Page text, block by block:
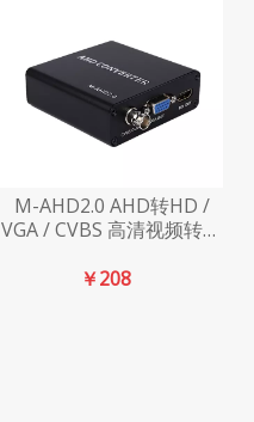
M-AHD2.0 AHD转HD /
VGA / CVBS 高清视频转换
￥208